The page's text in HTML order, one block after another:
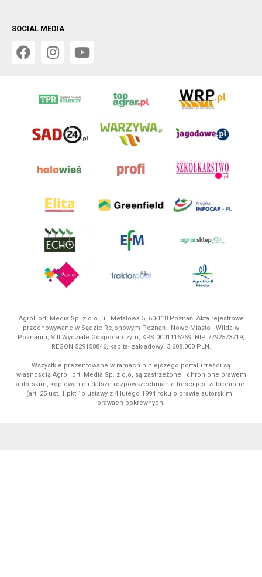
SOCIAL MEDIA
AgroHorti Media Sp. z o.o. ul. Metalowa 5, 60-118 Poznań. Akta rejestrowe
przechowywane w Sądzie Rejonowym Poznań - Nowe Miasto i Wilda w
Poznaniu, VIII Wydziale Gospodarczym, KRS 0001116269, NIP 7792573719,
REGON 529158846, kapitał zakładowy: 3.608.000 PLN.
Wszystkie prezentowane w ramach niniejszego portalu treści są
własnością AgroHorti Media Sp. z o.o, są zastrzeżone i chronione prawem
autorskim, kopiowanie i dalsze rozpowszechnianie treści jest zabronione.
(art. 25 ust. 1 pkt 1b ustawy z 4 lutego 1994 roku o prawie autorskim i
prawach pokrewnych.